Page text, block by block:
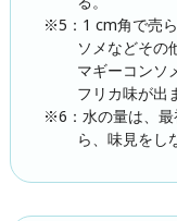
※5：1 cm角で売
ソメなどその
マギーコンソ
フリカ味が出
※6：水の量は、最
ら、味見をし